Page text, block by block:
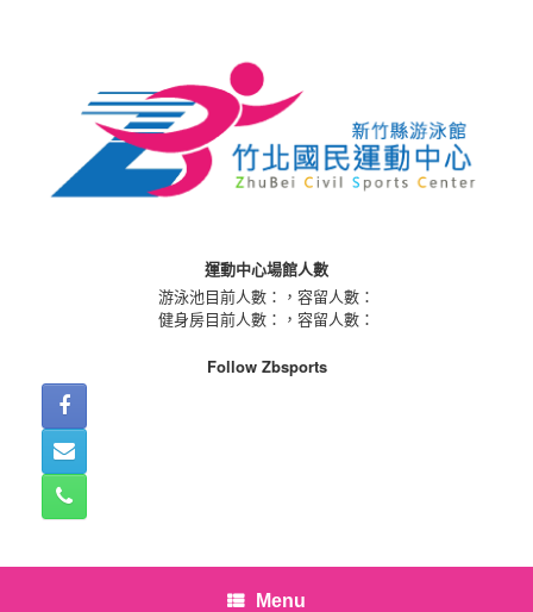
運動中心場館人數
游泳池目前人數：
，容留人數：
健身房目前人數：
，容留人數：
Follow Zbsports
Menu